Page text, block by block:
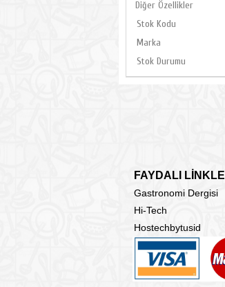
Diğer Özellikler
Stok Kodu
Marka
Stok Durumu
FAYDALI
Gastronomi Dergisi
Hi-Tech
Hostechbytusid